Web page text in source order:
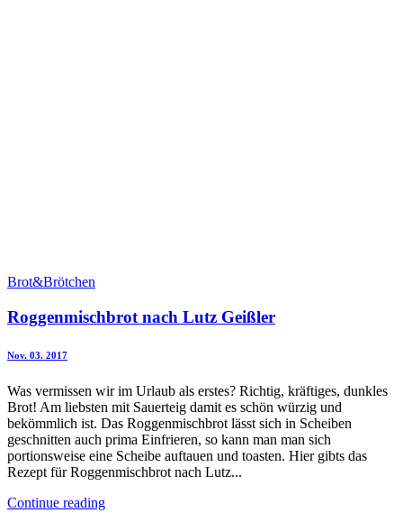
Brot&Brötchen
Roggenmischbrot nach Lutz Geißler
Nov. 03. 2017
Was vermissen wir im Urlaub als erstes? Richtig, kräftiges, dunkles
Brot! Am liebsten mit Sauerteig damit es schön würzig und
bekömmlich ist. Das Roggenmischbrot lässt sich in Scheiben
geschnitten auch prima Einfrieren, so kann man man sich
portionsweise eine Scheibe auftauen und toasten. Hier gibts das
Rezept für Roggenmischbrot nach Lutz...
Continue reading